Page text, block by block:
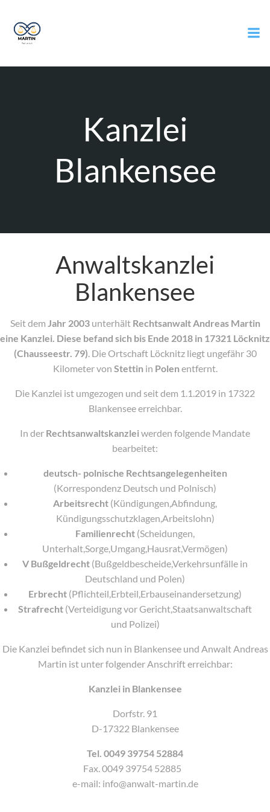
Kanzlei
Blankensee
Anwaltskanzlei
Blankensee
Seit dem Jahr 2003unterhält Rechtsanwalt Andreas Martin
eine Kanzlei. Diese befand sich bis Ende 2018 in 17321 Löcknitz
(Chausseestr. 79). Die Ortschaft Löcknitz liegt ungefähr 30
Kilometer von Stettin in Polen entfernt.
Die Kanzlei ist umgezogen und seit dem 1.1.2019 in 17322
Blankensee erreichbar.
In der Rechtsanwaltskanzleiwerden folgende Mandate
bearbeitet:
deutsch- polnische Rechtsangelegenheiten
(Korrespondenz Deutsch und Polnisch)
Arbeitsrecht (Kündigungen,Abfindung,
Kündigungsschutzklagen,Arbeitslohn)
Familienrecht (Scheidungen,
Unterhalt,Sorge,Umgang,Hausrat,Vermögen)
V Bußgeldrecht (Bußgeldbescheide,Verkehrsunfälle in
Deutschland und Polen)
Erbrecht (Pflichteil,Erbteil,Erbauseinandersetzung)
Strafrecht (Verteidigung vor Gericht,Staatsanwaltschaft
und Polizei)
Die Kanzlei befindet sich nun in Blankensee und Anwalt Andreas
Martin ist unter folgender Anschrift erreichbar:
Kanzlei in Blankensee
Dorfstr. 91
D-17322 Blankensee
Tel. 0049 39754 52884
Fax. 0049 39754 52885
e-mail: info@anwalt-martin.de